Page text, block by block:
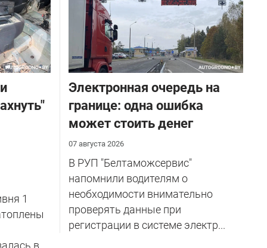
1
в
Электронная очередь на
границе: одна ошибка
может стоить денег
07 августа 2026
В РУП "Белтаможсервис"
напомнили водителям о
необходимости внимательно
проверять данные при
регистрации в системе электр...